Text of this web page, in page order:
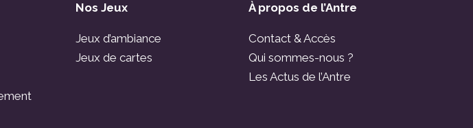
Nos Jeux
Jeux d’ambiance
Jeux de cartes
À propos de l’Antre
Contact & Accès
Qui sommes-nous ?
Les Actus de l’Antre